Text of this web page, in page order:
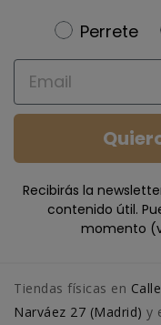
Newsletter
Perrete
Email
Recibirás la
contenido útil.
momento
Tiendas físicas en
Narváez 27 (Madrid) y